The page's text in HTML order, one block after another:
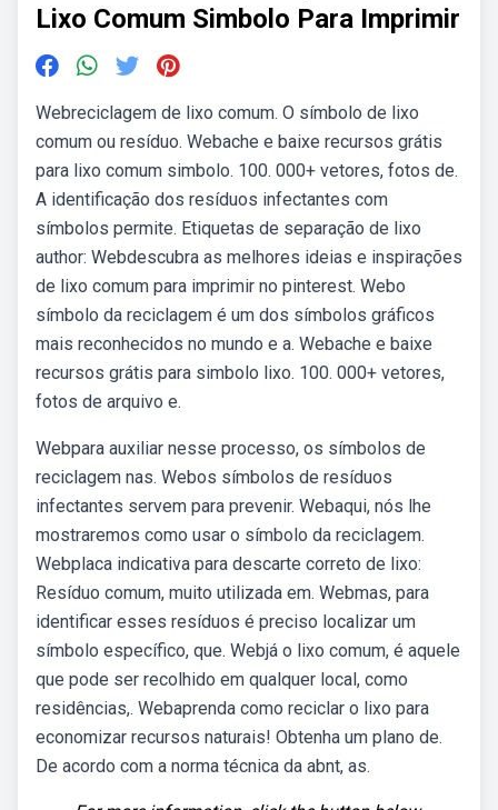
Lixo Comum Simbolo Para Imprimir
Webreciclagem de lixo comum. O símbolo de lixo
comum ou resíduo. Webache e baixe recursos grátis
para lixo comum simbolo. 100. 000+ vetores, fotos de.
A identificação dos resíduos infectantes com
símbolos permite. Etiquetas de separação de lixo
author: Webdescubra as melhores ideias e inspirações
de lixo comum para imprimir no pinterest. Webo
símbolo da reciclagem é um dos símbolos gráficos
mais reconhecidos no mundo e a. Webache e baixe
recursos grátis para simbolo lixo. 100. 000+ vetores,
fotos de arquivo e.
Webpara auxiliar nesse processo, os símbolos de
reciclagem nas. Webos símbolos de resíduos
infectantes servem para prevenir. Webaqui, nós lhe
mostraremos como usar o símbolo da reciclagem.
Webplaca indicativa para descarte correto de lixo:
Resíduo comum, muito utilizada em. Webmas, para
identificar esses resíduos é preciso localizar um
símbolo específico, que. Webjá o lixo comum, é aquele
que pode ser recolhido em qualquer local, como
residências,. Webaprenda como reciclar o lixo para
economizar recursos naturais! Obtenha um plano de.
De acordo com a norma técnica da abnt, as.